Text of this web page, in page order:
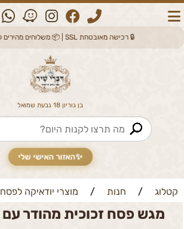
🔒 רכישה מאובטחת SSL | 📦 משלוחים מהירים לכל הארץ
בן גוריון 18 גבעת שמואל
✨האזור האישי שלי
קטלוג / חנות / מוצרי יודאיקה לפסח